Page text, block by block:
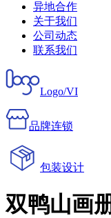
异地合作
关于我们
公司动态
联系我们
Logo/VI
品牌连锁
包装设计
双鸭山画